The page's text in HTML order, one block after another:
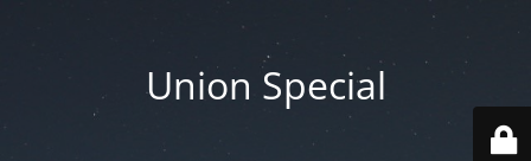
Union Special